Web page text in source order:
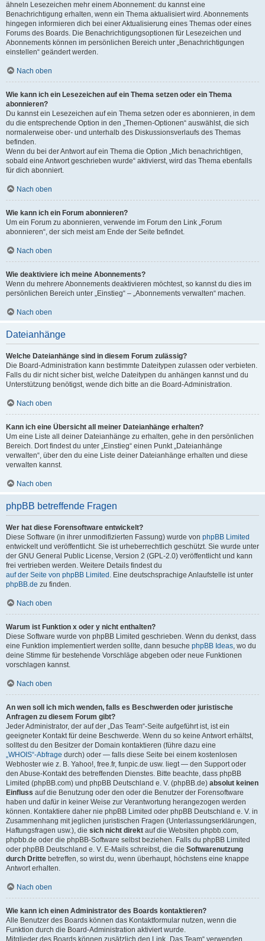
ähneln Lesezeichen mehr einem Abonnement: du kannst eine
Benachrichtigung erhalten, wenn ein Thema aktualisiert wird. Abonnements
hingegen informieren dich bei einer Aktualisierung eines Themas oder eines
Forums des Boards. Die Benachrichtigungsoptionen für Lesezeichen und
Abonnements können im persönlichen Bereich unter „Benachrichtigungen
einstellen“ geändert werden.
Nach oben
Wie kann ich ein Lesezeichen auf ein Thema setzen oder ein Thema
abonnieren?
Du kannst ein Lesezeichen auf ein Thema setzen oder es abonnieren, in dem
du die entsprechende Option in den „Themen-Optionen“ auswählst, die sich
normalerweise ober- und unterhalb des Diskussionsverlaufs des Themas
befinden.
Wenn du bei der Antwort auf ein Thema die Option „Mich benachrichtigen,
sobald eine Antwort geschrieben wurde“ aktivierst, wird das Thema ebenfalls
für dich abonniert.
Nach oben
Wie kann ich ein Forum abonnieren?
Um ein Forum zu abonnieren, verwende im Forum den Link „Forum
abonnieren“, der sich meist am Ende der Seite befindet.
Nach oben
Wie deaktiviere ich meine Abonnements?
Wenn du mehrere Abonnements deaktivieren möchtest, so kannst du dies im
persönlichen Bereich unter „Einstieg“ – „Abonnements verwalten“ machen.
Nach oben
Dateianhänge
Welche Dateianhänge sind in diesem Forum zulässig?
Die Board-Administration kann bestimmte Dateitypen zulassen oder verbieten.
Falls du dir nicht sicher bist, welche Dateitypen du anhängen kannst und du
Unterstützung benötigst, wende dich bitte an die Board-Administration.
Nach oben
Kann ich eine Übersicht all meiner Dateianhänge erhalten?
Um eine Liste all deiner Dateianhänge zu erhalten, gehe in den persönlichen
Bereich. Dort findest du unter „Einstieg“ einen Punkt „Dateianhänge
verwalten“, über den du eine Liste deiner Dateianhänge erhalten und diese
verwalten kannst.
Nach oben
phpBB betreffende Fragen
Wer hat diese Forensoftware entwickelt?
Diese Software (in ihrer unmodifizierten Fassung) wurde von phpBB Limited
entwickelt und veröffentlicht. Sie ist urheberrechtlich geschützt. Sie wurde unter
der GNU General Public License, Version 2 (GPL-2.0) veröffentlicht und kann
frei vertrieben werden. Weitere Details findest du
auf der Seite von phpBB Limited . Eine deutschsprachige Anlaufstelle ist unter
phpBB.de zu finden.
Nach oben
Warum ist Funktion x oder y nicht enthalten?
Diese Software wurde von phpBB Limited geschrieben. Wenn du denkst, dass
eine Funktion implementiert werden sollte, dann besuche phpBB Ideas, wo du
deine Stimme für bestehende Vorschläge abgeben oder neue Funktionen
vorschlagen kannst.
Nach oben
An wen soll ich mich wenden, falls es Beschwerden oder juristische
Anfragen zu diesem Forum gibt?
Jeder Administrator, der auf der „Das Team“-Seite aufgeführt ist, ist ein
geeigneter Kontakt für deine Beschwerde. Wenn du so keine Antwort erhältst,
solltest du den Besitzer der Domain kontaktieren (führe dazu eine
„WHOIS“-Abfrage durch) oder — falls diese Seite bei einem kostenlosen
Webhoster wie z. B. Yahoo!, free.fr, funpic.de usw. liegt — den Support oder
den Abuse-Kontakt des betreffenden Dienstes. Bitte beachte, dass phpBB
Limited (phpBB.com) und phpBB Deutschland e. V. (phpBB.de) absolut keinen
Einfluss auf die Benutzung oder den oder die Benutzer der Forensoftware
haben und dafür in keiner Weise zur Verantwortung herangezogen werden
können. Kontaktiere daher nie phpBB Limited oder phpBB Deutschland e. V. in
Zusammenhang mit jeglichen juristischen Fragen (Unterlassungserklärungen,
Haftungsfragen usw.), die sich nicht direkt auf die Websiten phpbb.com,
phpbb.de oder die phpBB-Software selbst beziehen. Falls du phpBB Limited
oder phpBB Deutschland e. V. E-Mails schreibst, die die Softwarenutzung
durch Dritte betreffen, so wirst du, wenn überhaupt, höchstens eine knappe
Antwort erhalten.
Nach oben
Wie kann ich einen Administrator des Boards kontaktieren?
Alle Benutzer des Boards können das Kontaktformular nutzen, wenn die
Funktion durch die Board-Administration aktiviert wurde.
Mitglieder des Boards können zusätzlich den Link „Das Team“ verwenden.